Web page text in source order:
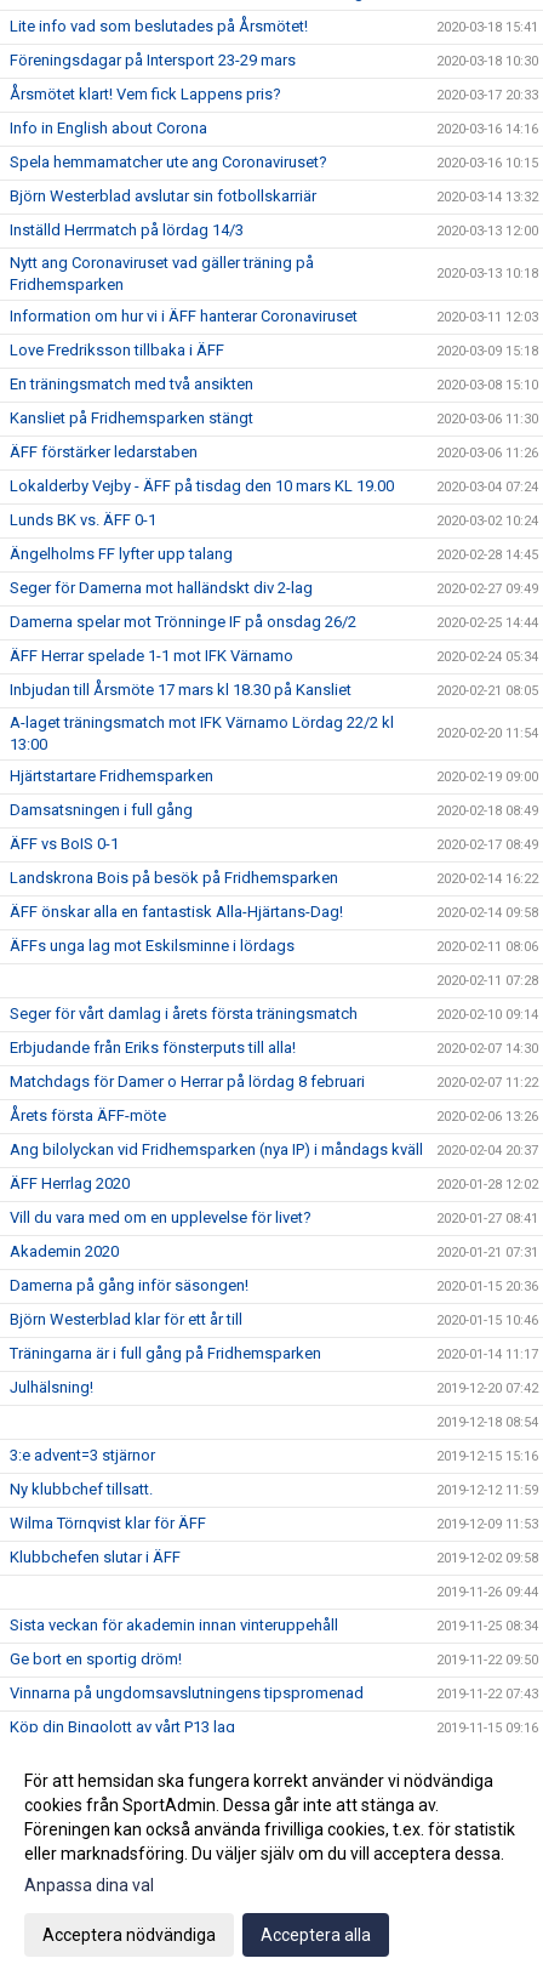
Lite info vad som beslutades på Årsmötet! 2020-03-18 15:41
Föreningsdagar på Intersport 23-29 mars 2020-03-18 10:30
Årsmötet klart! Vem fick Lappens pris? 2020-03-17 20:33
Info in English about Corona 2020-03-16 14:16
Spela hemmamatcher ute ang Coronaviruset? 2020-03-16 10:15
Björn Westerblad avslutar sin fotbollskarriär 2020-03-14 13:32
Inställd Herrmatch på lördag 14/3 2020-03-13 12:00
Nytt ang Coronaviruset vad gäller träning på
Fridhemsparken
2020-03-13 10:18
Information om hur vi i ÄFF hanterar Coronaviruset 2020-03-11 12:03
Love Fredriksson tillbaka i ÄFF 2020-03-09 15:18
En träningsmatch med två ansikten 2020-03-08 15:10
Kansliet på Fridhemsparken stängt 2020-03-06 11:30
ÄFF förstärker ledarstaben 2020-03-06 11:26
Lokalderby Vejby - ÄFF på tisdag den 10 mars KL 19.00 2020-03-04 07:24
Lunds BK vs. ÄFF 0-1 2020-03-02 10:24
Ängelholms FF lyfter upp talang 2020-02-28 14:45
Seger för Damerna mot halländskt div 2-lag 2020-02-27 09:49
Damerna spelar mot Trönninge IF på onsdag 26/2 2020-02-25 14:44
ÄFF Herrar spelade 1-1 mot IFK Värnamo 2020-02-24 05:34
Inbjudan till Årsmöte 17 mars kl 18.30 på Kansliet 2020-02-21 08:05
A-laget träningsmatch mot IFK Värnamo Lördag 22/2 kl
13:00
2020-02-20 11:54
Hjärtstartare Fridhemsparken 2020-02-19 09:00
Damsatsningen i full gång 2020-02-18 08:49
ÄFF vs BoIS 0-1 2020-02-17 08:49
Landskrona Bois på besök på Fridhemsparken 2020-02-14 16:22
ÄFF önskar alla en fantastisk Alla-Hjärtans-Dag! 2020-02-14 09:58
ÄFFs unga lag mot Eskilsminne i lördags 2020-02-11 08:06
2020-02-11 07:28
Seger för vårt damlag i årets första träningsmatch 2020-02-10 09:14
Erbjudande från Eriks fönsterputs till alla! 2020-02-07 14:30
Matchdags för Damer o Herrar på lördag 8 februari 2020-02-07 11:22
Årets första ÄFF-möte 2020-02-06 13:26
Ang bilolyckan vid Fridhemsparken (nya IP) i måndags kväll 2020-02-04 20:37
ÄFF Herrlag 2020 2020-01-28 12:02
Vill du vara med om en upplevelse för livet? 2020-01-27 08:41
Akademin 2020 2020-01-21 07:31
Damerna på gång inför säsongen! 2020-01-15 20:36
Björn Westerblad klar för ett år till 2020-01-15 10:46
Träningarna är i full gång på Fridhemsparken 2020-01-14 11:17
Julhälsning! 2019-12-20 07:42
2019-12-18 08:54
3:e advent=3 stjärnor 2019-12-15 15:16
Ny klubbchef tillsatt. 2019-12-12 11:59
Wilma Törnqvist klar för ÄFF 2019-12-09 11:53
Klubbchefen slutar i ÄFF 2019-12-02 09:58
2019-11-26 09:44
Sista veckan för akademin innan vinteruppehåll 2019-11-25 08:34
Ge bort en sportig dröm! 2019-11-22 09:50
Vinnarna på ungdomsavslutningens tipspromenad 2019-11-22 07:43
Köp din Bingolott av vårt P13 lag 2019-11-15 09:16
KL 11:00
2019-10-30 09:04
2019-10-19 10:02
Vi välkomnar Mikael " Ragge" Ragvald till ÄFF 2019-08-28 11:46
F17 FÖR- EM Spanien - Sverige
Vinnare i 50/50 lotteriet 11/8
För att hemsidan ska fungera korrekt använder vi nödvändiga
cookies från SportAdmin. Dessa går inte att stänga av.
Föreningen kan också använda frivilliga cookies, t.ex. för statistik
eller marknadsföring. Du väljer själv om du vill acceptera dessa.
Anpassa dina val
Acceptera nödvändiga Acceptera alla